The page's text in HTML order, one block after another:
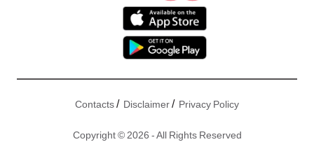
Contacts/ Disclaimer/ Privacy Policy
Copyright © 2026 - All Rights Reserved